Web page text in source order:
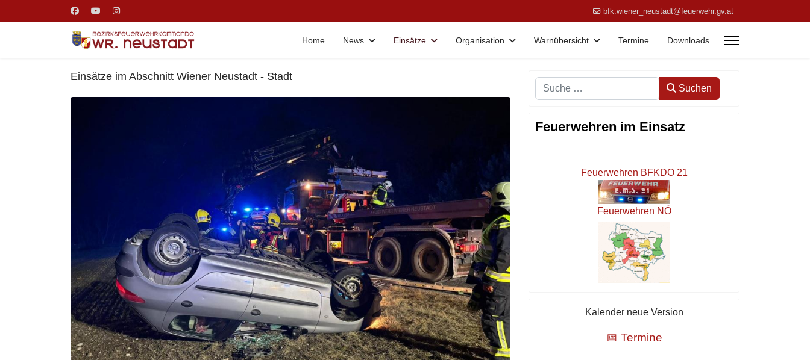
bfk.wiener_neustadt@feuerwehr.gv.at
Home News Einsätze Organisation Warnübersicht Termine Downloads
Einsätze im Abschnitt Wiener Neustadt - Stadt
Suchen Suchen
Feuerwehren im Einsatz
Feuerwehren BFKDO 21
Feuerwehren NÖ
Kalender neue Version
📅 Termine